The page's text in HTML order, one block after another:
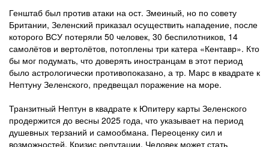
Генштаб был против атаки на ост. Змеиный, но по совету
Британии, Зеленский приказал осуществить нападение, после
которого ВСУ потеряли 50 человек, 30 беспилотников, 14
самолётов и вертолётов, потоплены три катера «Кентавр». Кто
бы мог подумать, что доверять иностранцам в этот период
было астрологически противопоказано, а тр. Марс в квадрате к
Нептуну Зеленского, предвещал поражение на море.
Транзитный Нептун в квадрате к Юпитеру карты Зеленского
продержится до весны 2025 года, что указывает на период
душевных терзаний и самообмана. Переоценку сил и
возможностей. Кризис репутации. Человек может стать